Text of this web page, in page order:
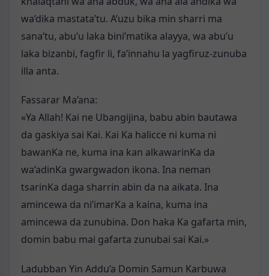
wa’dika mastata’tu. A’uzu bika min sharri ma
sana’tu, abu’u laka bini’matika alayya, wa abu’u
laka bizanbi, fagfir li, fa’innahu la yagfiruz-zunuba
illa anta.
Fassarar Ma’ana:
«Ya Allah! Kai ne Ubangijina, babu abin bautawa
da gaskiya sai Kai. Kai Ka halicce ni kuma ni
bawanKa ne, kuma ina kan alkawarinKa da
wa’adinKa gwargwadon ikona. Ina neman
tsarinKa daga sharrin abin da na aikata. Ina
amincewa da ni’imarKa a kaina, kuma ina
amincewa da zunubina. Don haka Ka gafarta min,
domin babu mai gafarta zunubai sai Kai.»
Ladubban Yin Addu’a Domin Samun Karbuwa